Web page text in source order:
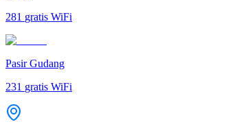
281 gratis WiFi
Pasir Gudang
231 gratis WiFi